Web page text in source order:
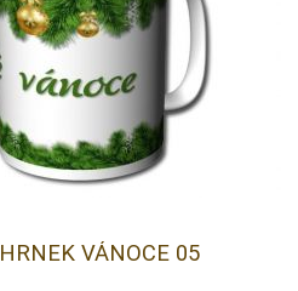
HRNEK VÁNOCE 05